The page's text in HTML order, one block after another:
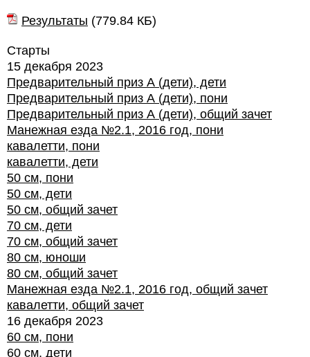
Результаты (779.84 КБ)
Старты
15 декабря 2023
Предварительный приз А (дети), дети
Предварительный приз А (дети), пони
Предварительный приз А (дети), общий зачет
Манежная езда №2.1, 2016 год, пони
кавалетти, пони
кавалетти, дети
50 см, пони
50 см, дети
50 см, общий зачет
70 см, дети
70 см, общий зачет
80 см, юноши
80 см, общий зачет
Манежная езда №2.1, 2016 год, общий зачет
кавалетти, общий зачет
16 декабря 2023
60 см, пони
60 см, дети